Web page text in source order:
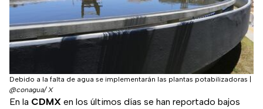
Debido a la falta de agua se implementarán las plantas potabilizadoras
@conagua/ X
En la CDMX en los últimos días se han reportado bajos